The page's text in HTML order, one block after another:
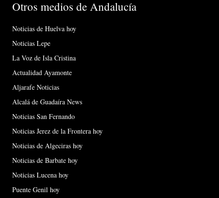
Otros medios de Andalucía
Noticias de Huelva hoy
Noticias Lepe
La Voz de Isla Cristina
Actualidad Ayamonte
Aljarafe Noticias
Alcalá de Guadaíra News
Noticias San Fernando
Noticias Jerez de la Frontera hoy
Noticias de Algeciras hoy
Noticias de Barbate hoy
Noticias Lucena hoy
Puente Genil hoy